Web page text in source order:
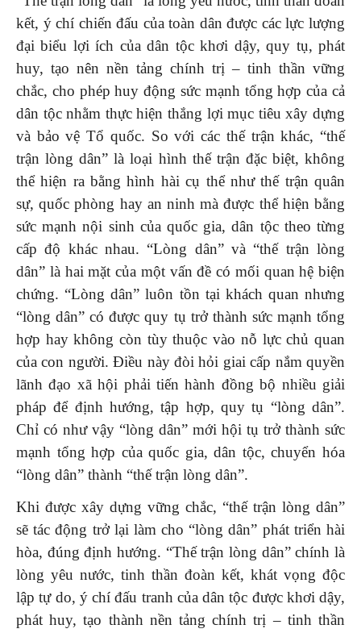
kết, ý chí chiến đấu của toàn dân được các lực lượng
đại biểu lợi ích của dân tộc khơi dậy, quy tụ, phát
huy, tạo nên nền tảng chính trị – tinh thần vững
chắc, cho phép huy động sức mạnh tổng hợp của cả
dân tộc nhằm thực hiện thắng lợi mục tiêu xây dựng
và bảo vệ Tổ quốc. So với các thế trận khác, “thế
trận lòng dân” là loại hình thế trận đặc biệt, không
thể hiện ra bằng hình hài cụ thể như thế trận quân
sự, quốc phòng hay an ninh mà được thể hiện bằng
sức mạnh nội sinh của quốc gia, dân tộc theo từng
cấp độ khác nhau. “Lòng dân” và “thế trận lòng
dân” là hai mặt của một vấn đề có mối quan hệ biện
chứng. “Lòng dân” luôn tồn tại khách quan nhưng
“lòng dân” có được quy tụ trở thành sức mạnh tổng
hợp hay không còn tùy thuộc vào nỗ lực chủ quan
của con người. Điều này đòi hỏi giai cấp nắm quyền
lãnh đạo xã hội phải tiến hành đồng bộ nhiều giải
pháp để định hướng, tập hợp, quy tụ “lòng dân”.
Chỉ có như vậy “lòng dân” mới hội tụ trở thành sức
mạnh tổng hợp của quốc gia, dân tộc, chuyển hóa
“lòng dân” thành “thế trận lòng dân”.
Khi được xây dựng vững chắc, “thế trận lòng dân”
sẽ tác động trở lại làm cho “lòng dân” phát triển hài
hòa, đúng định hướng. “Thế trận lòng dân” chính là
lòng yêu nước, tinh thần đoàn kết, khát vọng độc
lập tự do, ý chí đấu tranh của dân tộc được khơi dậy,
phát huy, tạo thành nền tảng chính trị – tinh thần